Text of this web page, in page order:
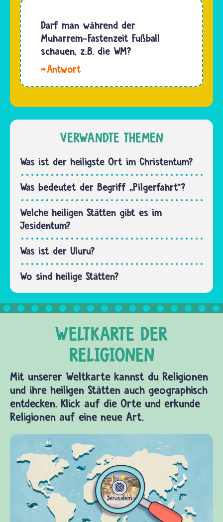
nicht.
Allerdings
bemühen
sich…
beten
allein und
in der
ihrer
Religion
Darf man während der
Muharrem-Fastenzeit Fußball
schauen, z.B. die WM?
Ordnung,
während
Muharrem-
Fastenzeit
Fußball-
Weltmeisterschaft
zu
schauen.
In der
Regel…
VERWANDTE THEMEN
Was ist der heiligste Ort im Christentum?
Was bedeutet der Begriff „Pilgerfahrt“?
Welche heiligen Stätten gibt es im
Jesidentum?
Was ist der Uluru?
Wo sind heilige Stätten?
Mit unserer Weltkarte kannst du Religionen
und ihre heiligen Stätten auch geographisch
entdecken. Klick auf die Orte und erkunde
Religionen auf eine neue Art.